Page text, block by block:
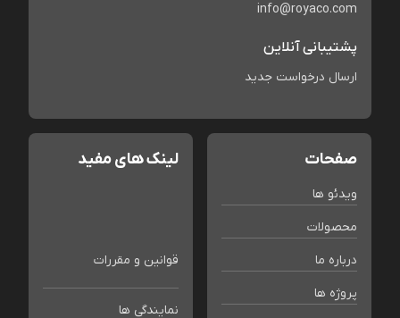
info@royaco.com
پشتیبانی آنلاین
ارسال درخواست جدید
صفحات
ویدئو ها
محصولات
درباره ما
پروژه ها
لینک های مفید
قوانین و مقررات
نمایندگی ها